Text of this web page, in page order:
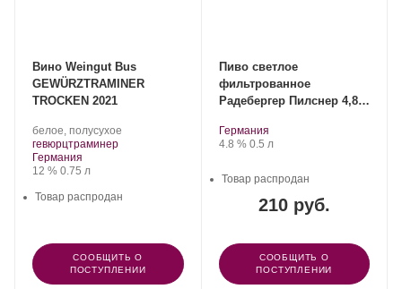
Вино Weingut Bus
GEWÜRZTRAMINER
TROCKEN 2021
белое, полусухое
гевюрцтраминер.
Регион:
Германия
Крепость
12 %. Объем
0.75 л
Товар распродан
СООБЩИТЬ О
ПОСТУПЛЕНИИ
Пиво светлое
фильтрованное
Радебергер Пилснер 4,8%
.Регион:
Германия
Крепость
4.8 %. Объем
0.5 л
210 руб.
Товар распродан
СООБЩИТЬ О
ПОСТУПЛЕНИИ